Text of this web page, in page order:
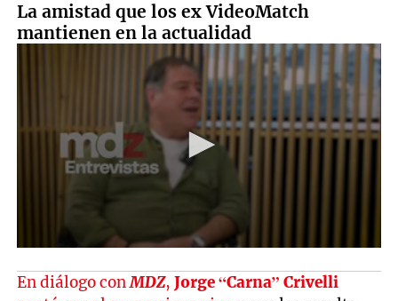
La amistad que los ex VideoMatch
mantienen en la actualidad
En diálogo conMDZ, Jorge “Carna” Crivelli